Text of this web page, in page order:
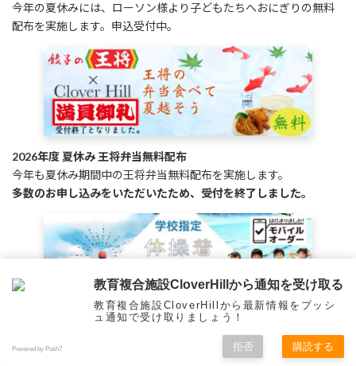
今年の夏休みには、ローソン様より子どもたちへおにぎりの無料
配布を実施します。申込受付中。
2026年度 夏休み 王将弁当無料配布
今年も夏休み期間中の王将弁当無料配布を実施します。
多数のお申し込みをいただいたため、受付を終了しました。
府中市小学校指定体操服販売サービス
保護者様の利便性を考え、指定体操服を簡単・安心にご購入いた
教育複合施設CloverHillから通知を受け取る
教育複合施設CloverHillから最新情報をプッシ
ュ通知で受け取りましょう！
Powered by Push7 拒否 購読する